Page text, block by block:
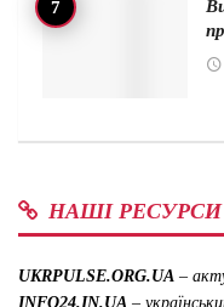
НАШІ РЕСУРСИ
UKRPULSE.ORG.UA –
INFO24.IN.UA –